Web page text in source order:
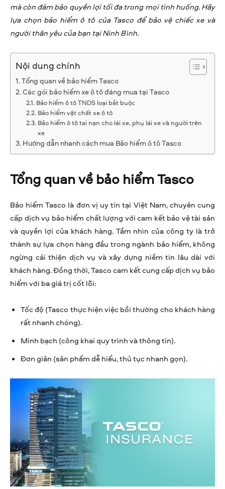
mà còn đảm bảo quyền lợi tối đa trong mọi tình huống. Hãy
lựa chọn bảo hiểm ô tô của Tasco để bảo vệ chiếc xe và
người thân yêu của bạn tại Ninh Bình.
Nội dung chính
Tổng quan về bảo hiểm Tasco
Các gói bảo hiểm xe ô tô đáng mua tại Tasco
Bảo hiểm ô tô TNDS loại bắt buộc
Bảo hiểm vật chất xe ô tô
Bảo hiểm ô tô tai nạn cho lái xe, phụ lái xe và người trên
xe
Hướng dẫn nhanh cách mua Bảo hiểm ô tô Tasco
Tổng quan về bảo hiểm Tasco
Bảo hiểm Tasco là đơn vị uy tín tại Việt Nam, chuyên cung
cấp dịch vụ bảo hiểm chất lượng với cam kết bảo vệ tài sản
và quyền lợi của khách hàng. Tầm nhìn của công ty là trở
thành sự lựa chọn hàng đầu trong ngành bảo hiểm, không
ngừng cải thiện dịch vụ và xây dựng niềm tin lâu dài với
khách hàng. Đồng thời, Tasco cam kết cung cấp dịch vụ bảo
hiểm với ba giá trị cốt lõi:
Tốc độ (Tasco thực hiện việc bồi thường cho khách hàng
rất nhanh chóng).
Minh bạch (công khai quy trình và thông tin).
Đơn giản (sản phẩm dễ hiểu, thủ tục nhanh gọn).